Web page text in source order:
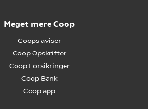
Meget mere Coop
Coops aviser
Coop Opskrifter
Coop Forsikringer
Coop Bank
Coop app